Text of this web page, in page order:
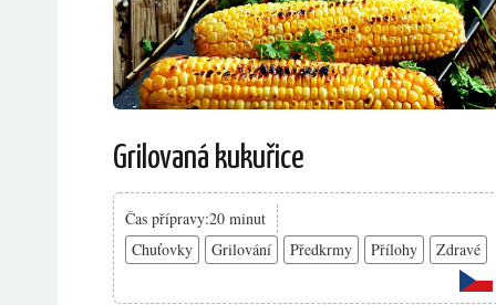
Grilovaná kukuřice
Čas přípravy:20 minut
Chuťovky
Grilování Předkrmy Přílohy Zdravé